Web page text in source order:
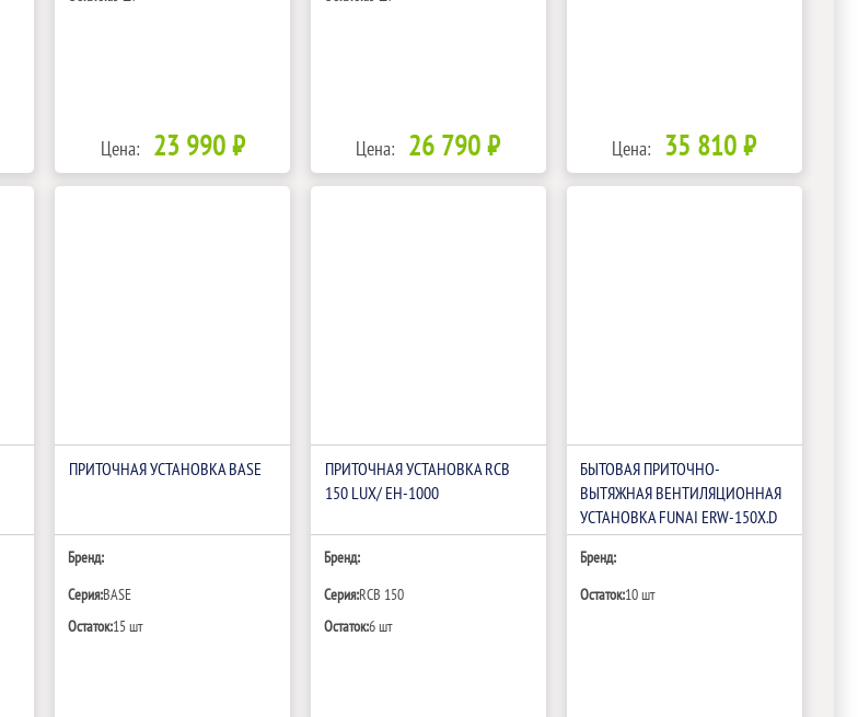
Цена: 23 990 ₽ Цена: 26 790 ₽ Цена: 35 810 ₽
ПРИТОЧНАЯ УСТАНОВКА BASE
Бренд:
Серия:BASE
Остаток:15 шт
ПРИТОЧНАЯ УСТАНОВКА RCB
150 LUX/ EH-1000
Бренд:
Серия:RCB 150
Остаток:6 шт
БЫТОВАЯ ПРИТОЧНО-
ВЫТЯЖНАЯ ВЕНТИЛЯЦИОННАЯ
УСТАНОВКА FUNAI ERW-150X.D
Бренд:
Остаток:10 шт